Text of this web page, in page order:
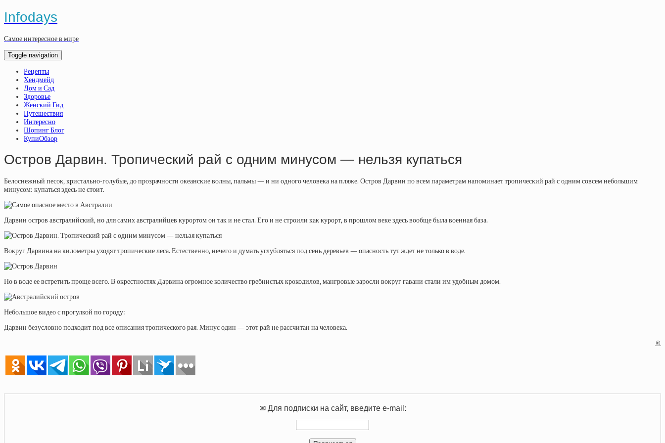
Infodays
Самое интересное в мире
Toggle navigation
Рецепты
Хендмейд
Дом и Сад
Здоровье
Женский Гид
Путешествия
Интересно
Шопинг Блог
КупиОбзор
Остров Дарвин. Тропический рай с одним минусом — нельзя купаться
Белоснежный песок, кристально-голубые, до прозрачности океанские волны, пальмы — и ни одного человека на пляже. Остров Дарвин по всем параметрам напоминает тропический рай с одним совсем небольшим
минусом: купаться здесь не стоит.
Дарвин остров австралийский, но для самих австралийцев курортом он так и не стал. Его и не строили как курорт, в прошлом веке здесь вообще была военная база.
Вокруг Дарвина на километры уходят тропические леса. Естественно, нечего и думать углубляться под сень деревьев — опасность тут ждет не только в воде.
Но в воде ее встретить проще всего. В окрестностях Дарвина огромное количество гребнистых крокодилов, мангровые заросли вокруг гавани стали им удобным домом.
Небольшое видео с прогулкой по городу:
Дарвин безусловно подходит под все описания тропического рая. Минус один — этот рай не рассчитан на человека.
©
✉ Для подписки на сайт, введите e-mail: